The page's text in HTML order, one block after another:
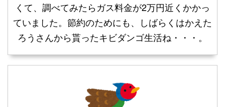
くて、調べてみたらガス料金が2万円近くかかっ
ていました。節約のためにも、しばらくはかえた
ろうさんから貰ったキビダンゴ生活ね・・・。